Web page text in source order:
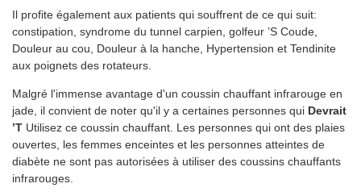
Il profite également aux patients qui souffrent de ce qui suit:
constipation, syndrome du tunnel carpien, golfeur ’S Coude,
Douleur au cou, Douleur à la hanche, Hypertension et Tendinite
aux poignets des rotateurs.
Malgré l'immense avantage d'un coussin chauffant infrarouge en
jade, il convient de noter qu'il y a certaines personnes qui Devrait
’T Utilisez ce coussin chauffant. Les personnes qui ont des plaies
ouvertes, les femmes enceintes et les personnes atteintes de
diabète ne sont pas autorisées à utiliser des coussins chauffants
infrarouges.